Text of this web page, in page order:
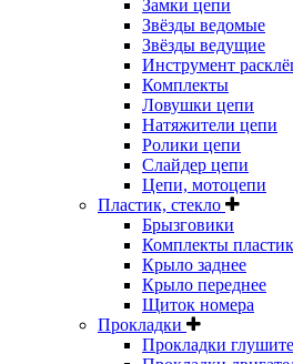
Замки цепи
Звёзды ведомые
Звёзды ведущие
Инструмент
Комплекты
Ловушки цепи
Натяжители цепи
Ролики цепи
Слайдер цепи
Цепи, мотоцепи
Пластик, стекло
Брызговики
Комплекты
Крыло заднее
Крыло переднее
Щиток номера
Прокладки
Прокладки